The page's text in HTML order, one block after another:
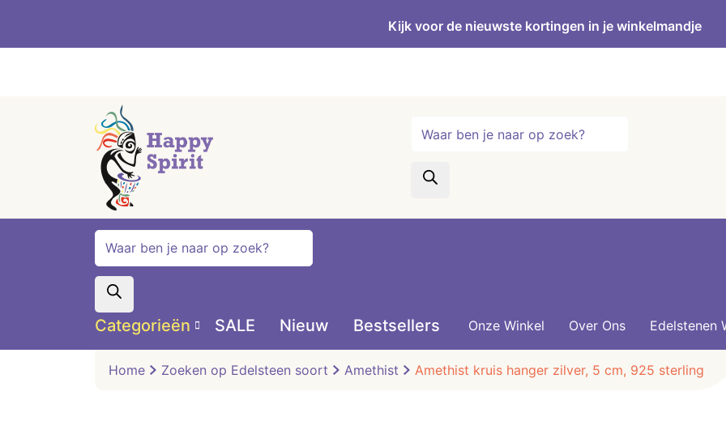
Kijk voor de nieuwste kortingen in je winkelmandje
zoeken
Producten
zoeken
Categorieën SALE Nieuw Bestsellers Onze Winkel Over Ons Edelstenen
Home Zoeken op Edelsteen soort Amethist Amethist kruis hanger zilver, 5 cm, 925 sterling